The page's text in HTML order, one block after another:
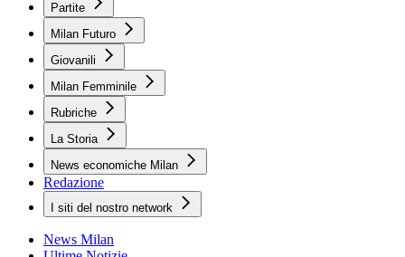
Partite
Milan Futuro
Giovanili
Milan Femminile
Rubriche
La Storia
News economiche Milan
Redazione
I siti del nostro network
News Milan